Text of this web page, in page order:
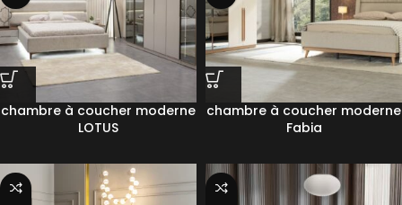
chambre à coucher moderne
LOTUS
chambre à coucher moderne
Fabia